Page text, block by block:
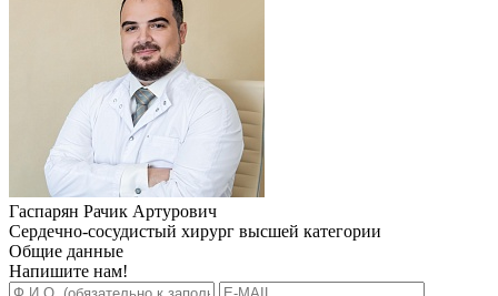
Гаспарян Рачик Артурович
Сердечно-сосудистый хирург высшей категории
Общие данные
Напишите нам!